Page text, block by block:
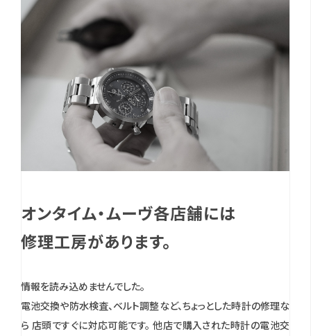
オンタイム・ムーヴ各店舗には
修理工房があります。
情報を読み込めませんでした。
電池交換や防水検査、ベルト調整など、ちょっとした時計の修理な
ら 店頭ですぐに対応可能です。 他店で購入された時計の電池交